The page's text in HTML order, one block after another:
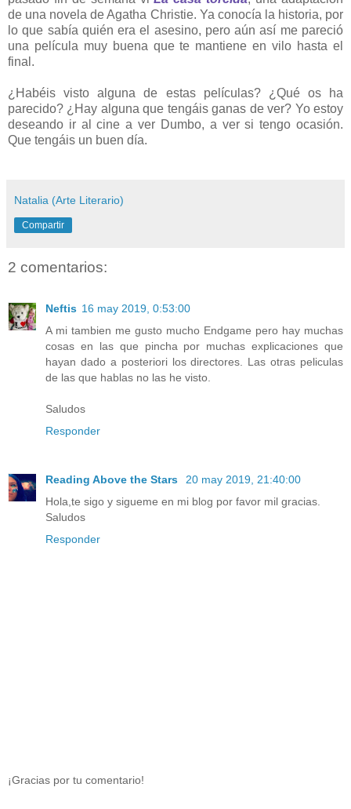
de una novela de Agatha Christie. Ya conocía la historia, por
lo que sabía quién era el asesino, pero aún así me pareció
una película muy buena que te mantiene en vilo hasta el
final.
¿Habéis visto alguna de estas películas? ¿Qué os ha
parecido? ¿Hay alguna que tengáis ganas de ver? Yo estoy
deseando ir al cine a ver Dumbo, a ver si tengo ocasión.
Que tengáis un buen día.
Natalia (Arte Literario)
Compartir
2 comentarios:
Neftis 16 may 2019, 0:53:00
A mi tambien me gusto mucho Endgame pero hay muchas
cosas en las que pincha por muchas explicaciones que
hayan dado a posteriori los directores. Las otras peliculas
de las que hablas no las he visto.
Saludos
Responder
Reading Above the Stars
20 may 2019, 21:40:00
Hola,te sigo y sigueme en mi blog por favor mil gracias.
Saludos
Responder
¡Gracias por tu comentario!